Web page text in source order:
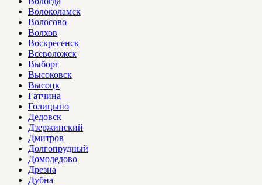
Волоколамск
Волосово
Волхов
Воскресенск
Всеволожск
Выборг
Высоковск
Высоцк
Гатчина
Голицыно
Дедовск
Дзержинский
Дмитров
Долгопрудный
Домодедово
Дрезна
Дубна